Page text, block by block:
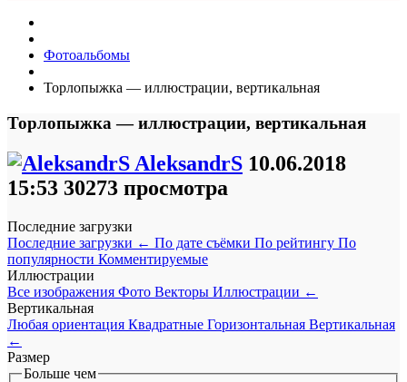
Фотоальбомы
Торлопыжка — иллюстрации, вертикальная
Торлопыжка — иллюстрации, вертикальная
AleksandrS 10.06.2018
15:53 30273 просмотра
Последние загрузки
Последние загрузки ← По дате съёмки По рейтингу По
популярности Комментируемые
Иллюстрации
Все изображения Фото Векторы Иллюстрации ←
Вертикальная
Любая ориентация Квадратные Горизонтальная Вертикальная
←
Размер
Больше чем